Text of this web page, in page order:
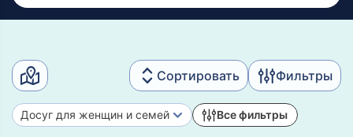
Сортировать Фильтры
Досуг для женщин и семей Все фильтры